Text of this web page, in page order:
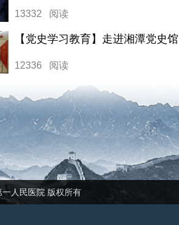
13332 阅读
【党史学习教育】走进湘潭党史馆
12336 阅读
人民医院 版权所有